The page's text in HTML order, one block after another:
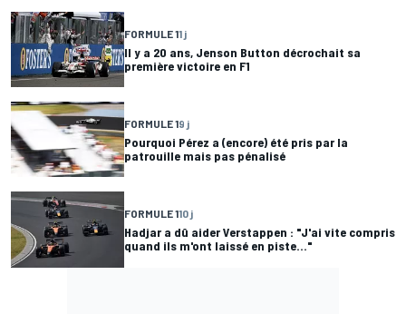
FORMULE 11 j
Il y a 20 ans, Jenson Button décrochait sa
première victoire en F1
FORMULE 19 j
Pourquoi Pérez a (encore) été pris par la
patrouille mais pas pénalisé
FORMULE 110 j
Hadjar a dû aider Verstappen : "J'ai vite compris
quand ils m'ont laissé en piste..."